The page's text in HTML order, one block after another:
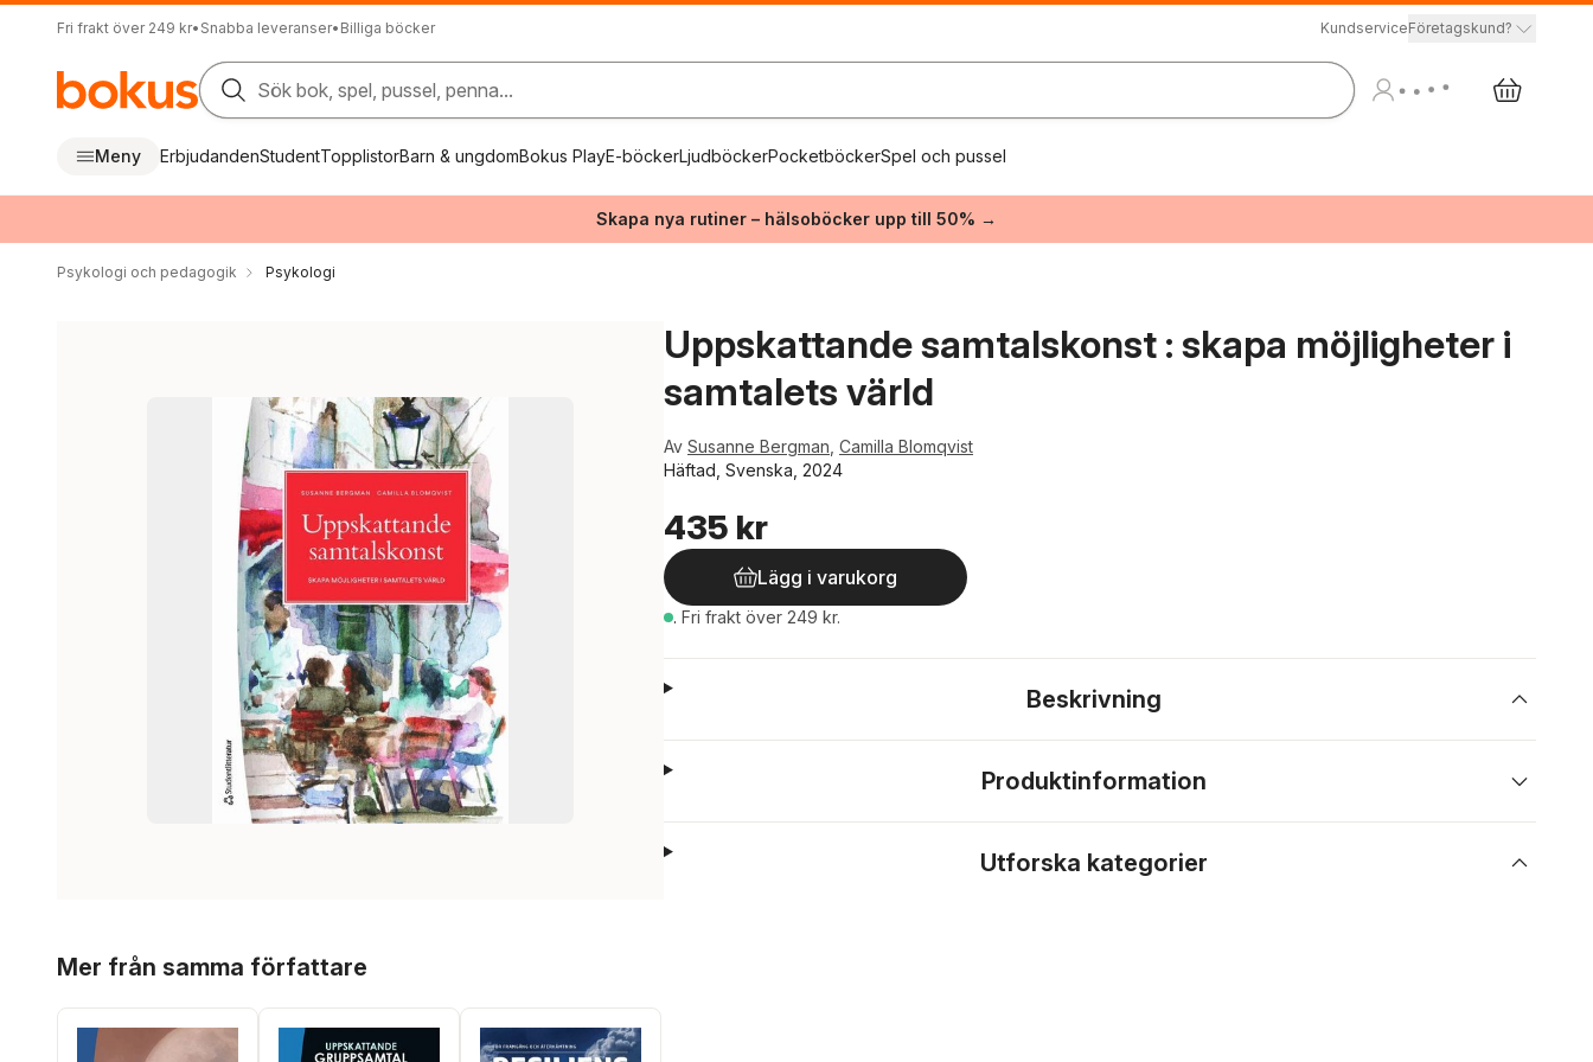
Fri frakt över 249 kr• Snabba leveranser• Billiga böcker KundserviceFöretagskund?
Sök bok, spel, pussel, penna...
Meny ErbjudandenStudentTopplistorBarn & ungdomBokus PlayE-böckerLjudböckerPocketböckerSpel och pussel
Skapa nya rutiner – hälsoböcker upp till 50% →
Psykologi och pedagogik Psykologi
Uppskattande samtalskonst : skapa möjligheter i
samtalets värld
Av Susanne Bergman Camilla Blomqvist
Häftad, Svenska, 2024
435 kr
Lägg i varukorg
. Fri frakt över 249 kr.
Beskrivning
Produktinformation
Utforska kategorier
Mer från samma författare